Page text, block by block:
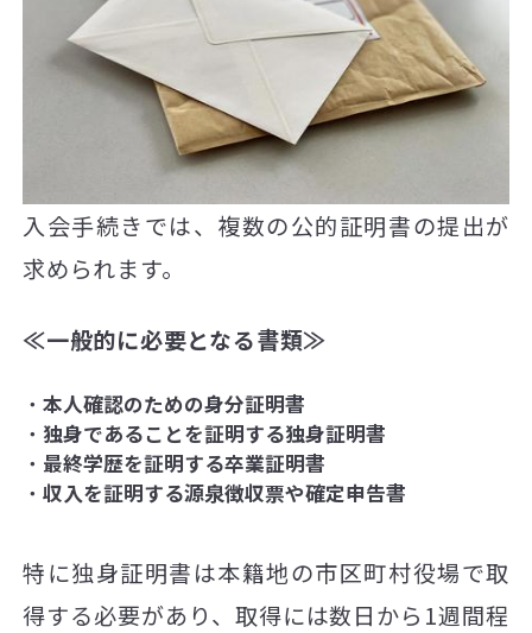
入会手続きでは、複数の公的証明書の提出が
求められます。
≪一般的に必要となる書類≫
本人確認のための身分証明書
独身であることを証明する独身証明書
最終学歴を証明する卒業証明書
収入を証明する源泉徴収票や確定申告書
特に独身証明書は本籍地の市区町村役場で取
得する必要があり、取得には数日から1週間程